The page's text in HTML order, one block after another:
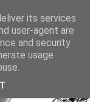
its services
user-agent are
and security
usage